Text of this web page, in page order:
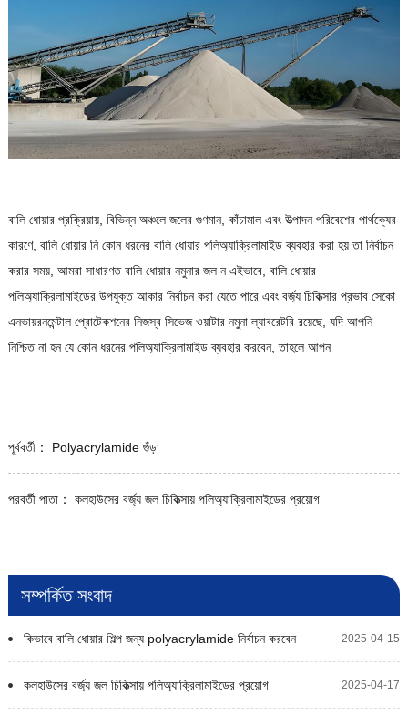
বালি ধোয়ার প্রক্রিয়ায়, বিভিন্ন অঞ্চলে জলের গুণমান, কাঁচামাল এবং উত্পাদন পরিবেশের পার্থক্যের
কারণে, বালি ধোয়ার নি কোন ধরনের বালি ধোয়ার পলিঅ্যাক্রিলামাইড ব্যবহার করা হয় তা নির্বাচন
করার সময়, আমরা সাধারণত বালি ধোয়ার নমুনার জল ন এইভাবে, বালি ধোয়ার
পলিঅ্যাক্রিলামাইডের উপযুক্ত আকার নির্বাচন করা যেতে পারে এবং বর্জ্য চিকিত্সার প্রভাব সেকো
এনভায়রনমেন্টাল প্রোটেকশনের নিজস্ব সিভেজ ওয়াটার নমুনা ল্যাবরেটরি রয়েছে, যদি আপনি
নিশ্চিত না হন যে কোন ধরনের পলিঅ্যাক্রিলামাইড ব্যবহার করবেন, তাহলে আপন
পূর্ববর্তী： Polyacrylamide গুঁড়া
পরবর্তী পাতা： কলহাউসের বর্জ্য জল চিকিত্সায় পলিঅ্যাক্রিলামাইডের প্রয়োগ
সম্পর্কিত সংবাদ
2025-04-15
কিভাবে বালি ধোয়ার শিল্প জন্য polyacrylamide নির্বাচন করবেন
2025-04-17
কলহাউসের বর্জ্য জল চিকিত্সায় পলিঅ্যাক্রিলামাইডের প্রয়োগ